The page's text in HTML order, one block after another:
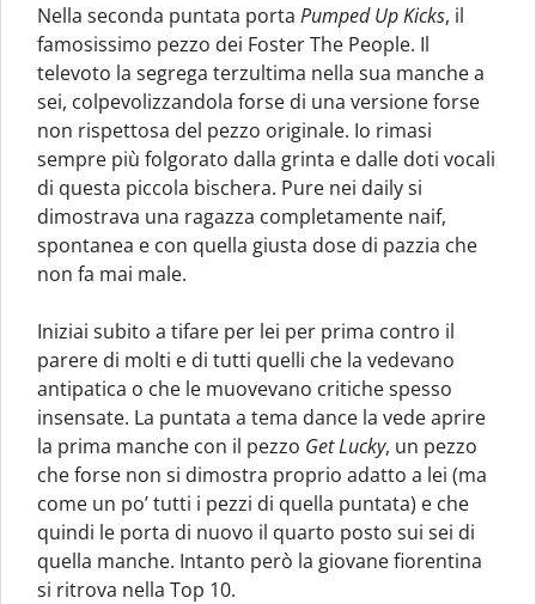
Nella seconda puntata porta Pumped Up Kicks, il
famosissimo pezzo dei Foster The People. Il
televoto la segrega terzultima nella sua manche a
sei, colpevolizzandola forse di una versione forse
non rispettosa del pezzo originale. Io rimasi
sempre più folgorato dalla grinta e dalle doti vocali
di questa piccola bischera. Pure nei daily si
dimostrava una ragazza completamente naif,
spontanea e con quella giusta dose di pazzia che
non fa mai male.
Iniziai subito a tifare per lei per prima contro il
parere di molti e di tutti quelli che la vedevano
antipatica o che le muovevano critiche spesso
insensate. La puntata a tema dance la vede aprire
la prima manche con il pezzo Get Lucky, un pezzo
che forse non si dimostra proprio adatto a lei (ma
come un po’ tutti i pezzi di quella puntata) e che
quindi le porta di nuovo il quarto posto sui sei di
quella manche. Intanto però la giovane fiorentina
si ritrova nella Top 10.